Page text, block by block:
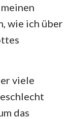
wie ich über
viele
das